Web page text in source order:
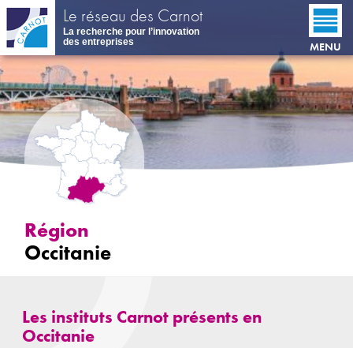
Aller
contenu
principal
Le réseau des Carnot
La recherche pour l’innovation
des entreprises
MENU
Région
Occitanie
Les instituts Carnot présents en
Occitanie